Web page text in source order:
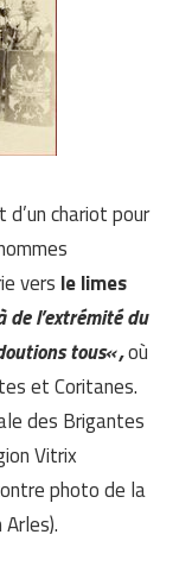
chariot pour
vers le limes
de l’extrémité du
tous«,où
et Coritanes.
des Brigantes
Vitrix
photo de la